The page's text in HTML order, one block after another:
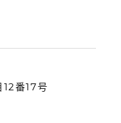
番17号